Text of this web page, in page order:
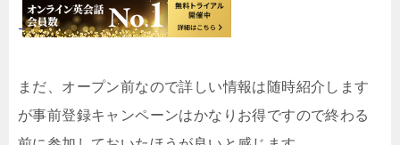
まだ、オープン前なので詳しい情報は随時紹介します
が事前登録キャンペーンはかなりお得ですので終わる